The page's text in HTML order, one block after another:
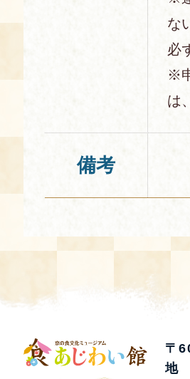
な
必
※
は
備考
〒
地